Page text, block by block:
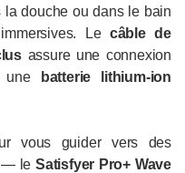
douche ou dans le bain
Le câble de
assure une connexion
une
batterie lithium-ion
vous guider vers des
— le Satisfyer Pro+ Wave